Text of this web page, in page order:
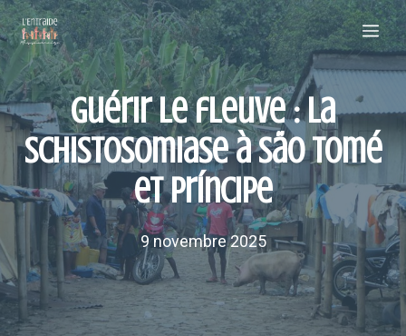
Aller
au
contenu
Guérir le fleuve : la
schistosomiase à São Tomé
et Príncipe
9 novembre 2025